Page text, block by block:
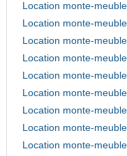
Location monte-
Location monte-
Location monte-
Location monte-
Location monte-
Location monte-
Location monte-
Location monte-
Location monte-